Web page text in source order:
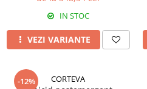
Fungicide
Insecticide
Biostimulatori
Dezinfectant sol
Tratament semințe
Fungicide
Insecticide
Fertilizanți foliari
ORZOAICĂ
Tratament semințe
IN STOC
VEZI VARIANTE
-12% CORTEVA